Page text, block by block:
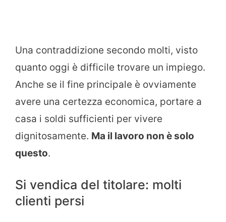
Una contraddizione secondo molti, visto
quanto oggi è difficile trovare un impiego.
Anche se il fine principale è ovviamente
avere una certezza economica, portare a
casa i soldi sufficienti per vivere
dignitosamente. Ma il lavoro non è solo
questo.
Si vendica del titolare: molti
clienti persi